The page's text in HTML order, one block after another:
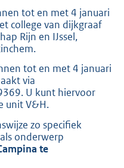
tot en met 4 januari
college van dijkgraaf
Rijn en IJssel,
tot en met 4 januari
via
U kunt hiervoor
unit V&H.
zo specifiek
onderwerp
te